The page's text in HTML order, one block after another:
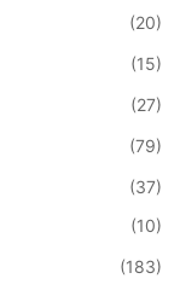
(20)
(15)
(27)
(79)
(37)
(10)
(183)